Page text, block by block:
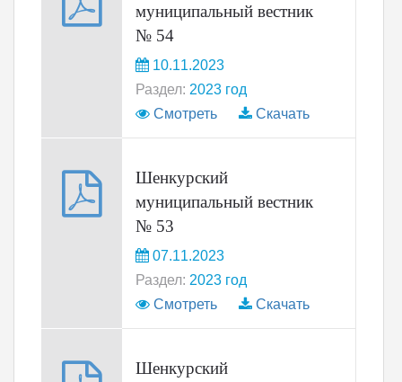
муниципальный вестник
№ 54
10.11.2023
Раздел: 2023 год
Смотреть
Скачать
Шенкурский
муниципальный вестник
№ 53
07.11.2023
Раздел: 2023 год
Смотреть
Скачать
Шенкурский